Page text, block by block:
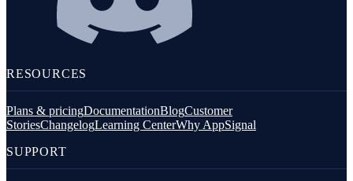
RESOURCES
Plans & pricingDocumentationBlogCustomer
StoriesChangelogLearning CenterWhy AppSignal
SUPPORT